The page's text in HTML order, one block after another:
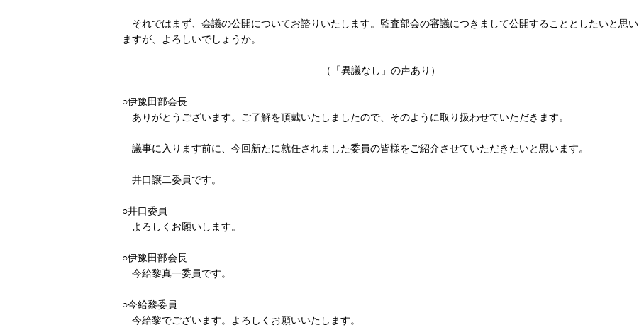
それではまず、会議の公開についてお諮りいたします。監査部会の審議につきまして公開することとしたいと思い
ますが、よろしいでしょうか。
（「異議なし」の声あり）
○伊豫田部会長
ありがとうございます。ご了解を頂戴いたしましたので、そのように取り扱わせていただきます。
議事に入ります前に、今回新たに就任されました委員の皆様をご紹介させていただきたいと思います。
井口譲二委員です。
○井口委員
よろしくお願いします。
○伊豫田部会長
今給黎真一委員です。
○今給黎委員
今給黎でございます。よろしくお願いいたします。